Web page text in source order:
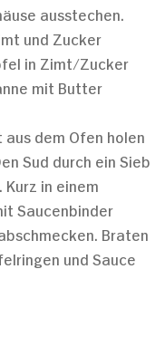
ausstechen.
und Zucker
in Zimt/Zucker
mit Butter
dem Ofen holen
Sud durch ein Sieb
in einem
Saucenbinder
Braten
und Sauce